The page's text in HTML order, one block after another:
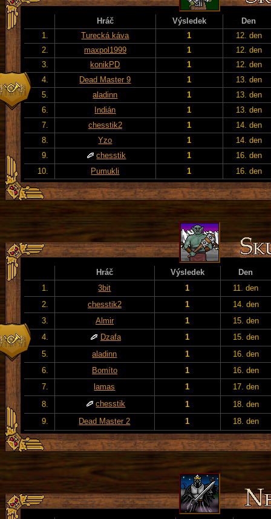
Hráč Výsledek
Den
1.
Turecká káva 1
12. den
2.
maxpol1999 1
12. den
3.
konikPD 1
12. den
4.
Dead Master 9 1
13. den
5.
aladinn 1
13. den
6.
Indián 1
13. den
7.
chesstik2 1
14. den
8.
Yzo 1
14. den
9.
chesstik 1
16. den
10.
Pumukli 1 16. den
Hráč Výsledek
Den
1.
3bit 1
11. den
2.
chesstik2 1
14. den
3.
Almir 1
15. den
4.
Dzafa 1
15. den
5.
aladinn 1
16. den
6.
Bomíto 1
16. den
7.
lamas 1
17. den
8.
chesstik 1
18. den
9.
Dead Master 2 1 18. den